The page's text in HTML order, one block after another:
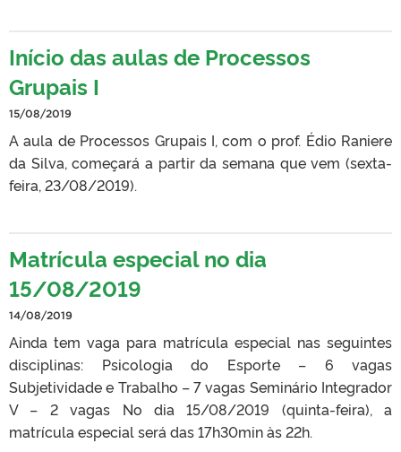
Início das aulas de Processos
Grupais I
15/08/2019
A aula de Processos Grupais I, com o prof. Édio Raniere
da Silva, começará a partir da semana que vem (sexta-
feira, 23/08/2019).
Matrícula especial no dia
15/08/2019
14/08/2019
Ainda tem vaga para matrícula especial nas seguintes
disciplinas: Psicologia do Esporte – 6 vagas
Subjetividade e Trabalho – 7 vagas Seminário Integrador
V – 2 vagas No dia 15/08/2019 (quinta-feira), a
matrícula especial será das 17h30min às 22h.